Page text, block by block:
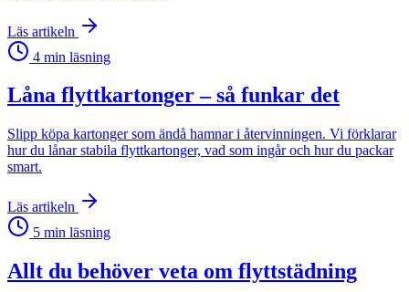
Läs artikeln
4 min läsning
Låna flyttkartonger – så funkar det
Slipp köpa kartonger som ändå hamnar i återvinningen. Vi förklarar
hur du lånar stabila flyttkartonger, vad som ingår och hur du packar
smart.
Läs artikeln
5 min läsning
Allt du behöver veta om flyttstädning